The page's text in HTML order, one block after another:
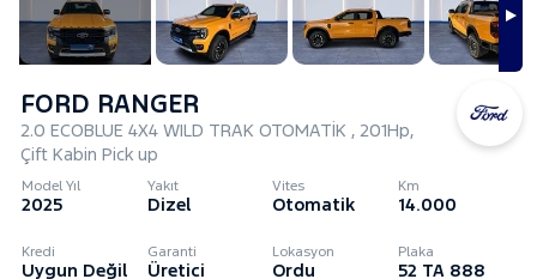
FORD RANGER
2.0 ECOBLUE 4X4 WILD TRAK OTOMATİK , 201Hp,
Çift Kabin Pick up
Model Yıl
2025
Yakıt
Dizel
Vites
Otomatik
Km
14.000
Kredi
Uygun Değil
Garanti
Üretici
Lokasyon
Ordu
Plaka
52 TA 888